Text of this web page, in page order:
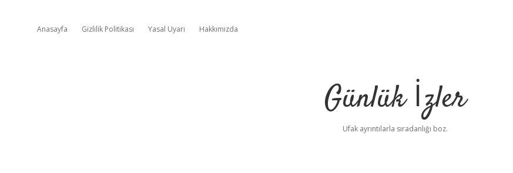
Anasayfa Gizlilik Politikası Yasal Uyarı Hakkımızda
Günlük İzler
Ufak ayrıntılarla sıradanlığı boz.